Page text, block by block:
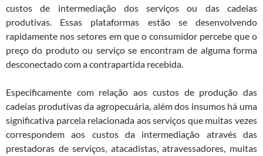
custos de intermediação dos serviços ou das cadeias
produtivas. Essas plataformas estão se desenvolvendo
rapidamente nos setores em que o consumidor percebe que o
preço do produto ou serviço se encontram de alguma forma
desconectado com a contrapartida recebida.
Especificamente com relação aos custos de produção das
cadeias produtivas da agropecuária, além dos insumos há uma
significativa parcela relacionada aos serviços que muitas vezes
correspondem aos custos da intermediação através das
prestadoras de serviços, atacadistas, atravessadores, muitas